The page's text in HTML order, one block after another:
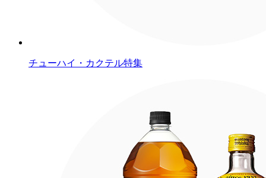
チューハイ・カクテル特集